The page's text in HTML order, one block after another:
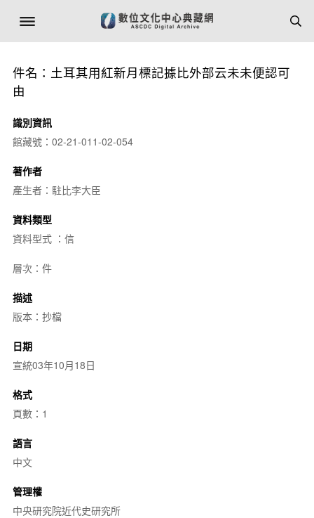
件名：土耳其用紅新月標記據比外部云未未便認可
由
識別資訊
館藏號：02-21-011-02-054
著作者
產生者：駐比李大臣
資料類型
資料型式 ：信
層次：件
描述
版本：抄檔
日期
宣統03年10月18日
格式
頁數：1
語言
中文
管理權
中央研究院近代史研究所